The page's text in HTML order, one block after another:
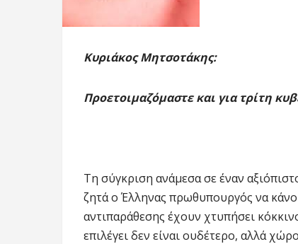
Κυριάκος Μητσοτάκης:
Προετοιμαζόμαστε και για τρίτη
Τη σύγκριση ανάμεσα σε έναν
ζητά ο Έλληνας πρωθυπουργός να
αντιπαράθεσης έχουν χτυπήσει
επιλέγει δεν είναι ουδέτερο, αλλά